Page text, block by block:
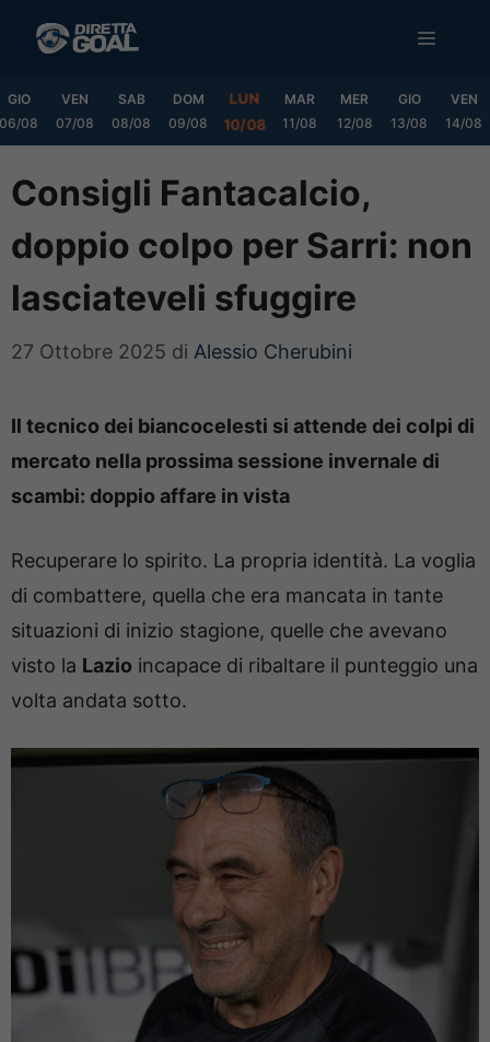
MENU
GIO
06/08
VEN
07/08
SAB
08/08
DOM
09/08
LUN
10/08
MAR
11/08
MER
12/08
GIO
13/08
VEN
14/08
Consigli Fantacalcio,
doppio colpo per Sarri: non
lasciateveli sfuggire
27 Ottobre 2025 di Alessio Cherubini
Il tecnico dei biancocelesti si attende dei colpi di
mercato nella prossima sessione invernale di
scambi: doppio affare in vista
Recuperare lo spirito. La propria identità. La voglia
di combattere, quella che era mancata in tante
situazioni di inizio stagione, quelle che avevano
visto la Lazio incapace di ribaltare il punteggio una
volta andata sotto.